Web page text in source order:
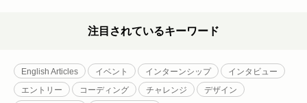
注目されているキーワード
English Articles イベント インターンシップ
インタビュー
エントリー
コーディング チャレンジ
デザイン